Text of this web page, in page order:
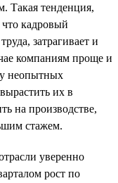
Такая тенденция,
кадровый
затрагивает и
компаниям проще и
неопытных
их в
на производстве,
стажем.
уверенно
рост по